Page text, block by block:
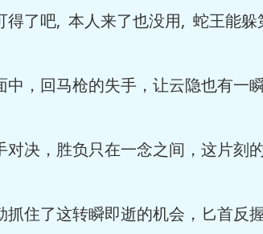
吧, 本人来了也没用, 蛇王能躲
回马枪的失手，让云隐也有一瞬
，胜负只在一念之间，这片刻的
了这转瞬即逝的机会，匕首反握